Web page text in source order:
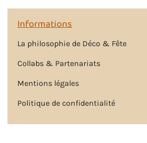
Informations
La philosophie de Déco & Fête
Collabs & Partenariats
Mentions légales
Politique de confidentialité